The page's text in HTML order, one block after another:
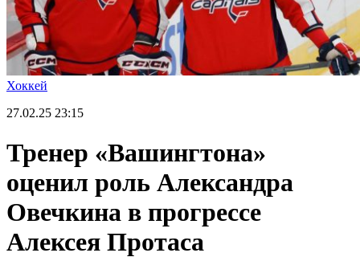
Хоккей
27.02.25 23:15
Тренер «Вашингтона»
оценил роль Александра
Овечкина в прогрессе
Алексея Протаса